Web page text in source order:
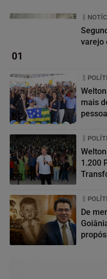
01
varejo
02
mais
03
1.200
04
De